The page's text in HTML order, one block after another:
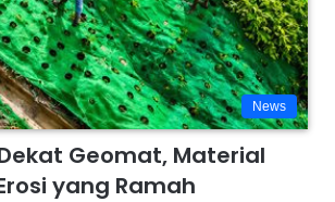
News
Geomat, Material
yang Ramah